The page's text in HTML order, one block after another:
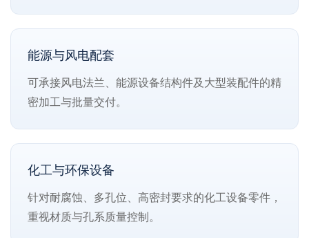
能源与风电配套
可承接风电法兰、能源设备结构件及大型装配件的精
密加工与批量交付。
化工与环保设备
针对耐腐蚀、多孔位、高密封要求的化工设备零件，
重视材质与孔系质量控制。